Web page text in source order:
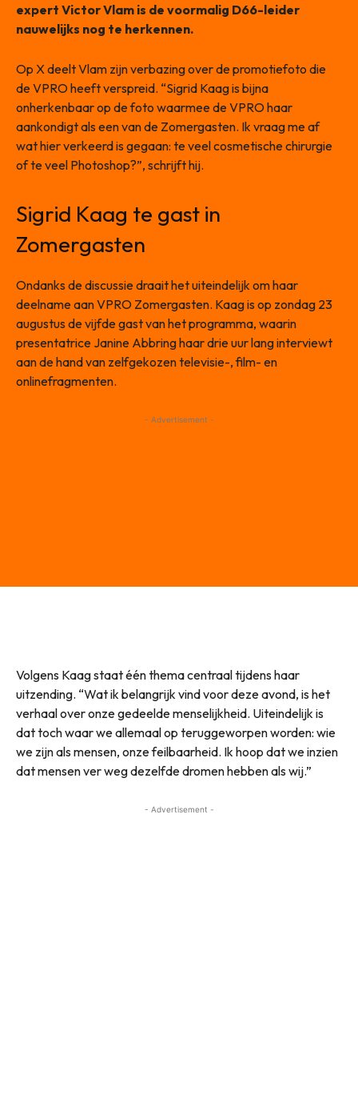
expert Victor Vlam is de voormalig D66-leider
nauwelijks nog te herkennen.
Op X deelt Vlam zijn verbazing over de promotiefoto die
de VPRO heeft verspreid. “Sigrid Kaag is bijna
onherkenbaar op de foto waarmee de VPRO haar
aankondigt als een van de Zomergasten. Ik vraag me af
wat hier verkeerd is gegaan: te veel cosmetische chirurgie
of te veel Photoshop?”, schrijft hij.
Sigrid Kaag te gast in
Zomergasten
Ondanks de discussie draait het uiteindelijk om haar
deelname aan VPRO Zomergasten. Kaag is op zondag 23
augustus de vijfde gast van het programma, waarin
presentatrice Janine Abbring haar drie uur lang interviewt
aan de hand van zelfgekozen televisie-, film- en
onlinefragmenten.
- Advertisement -
Volgens Kaag staat één thema centraal tijdens haar
uitzending. “Wat ik belangrijk vind voor deze avond, is het
verhaal over onze gedeelde menselijkheid. Uiteindelijk is
dat toch waar we allemaal op teruggeworpen worden: wie
we zijn als mensen, onze feilbaarheid. Ik hoop dat we inzien
dat mensen ver weg dezelfde dromen hebben als wij.”
- Advertisement -